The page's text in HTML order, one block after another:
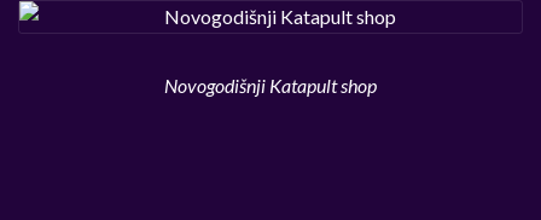
Novogodišnji Katapult shop